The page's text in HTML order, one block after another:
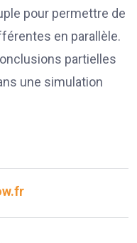
pour permettre de
en parallèle.
partielles
une simulation